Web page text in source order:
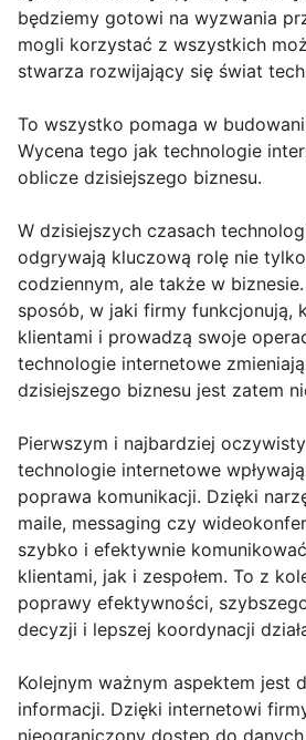
będziemy gotowi na wyzwania
mogli korzystać z wszystkich
stwarza rozwijający się świat
To wszystko pomaga w
Wycena tego jak technologie
oblicze dzisiejszego biznesu.
W dzisiejszych czasach
odgrywają kluczową rolę nie
codziennym, ale także w
sposób, w jaki firmy funkcjonują,
klientami i prowadzą swoje
technologie internetowe
dzisiejszego biznesu jest zatem
Pierwszym i najbardziej
technologie internetowe
poprawa komunikacji. Dzięki
maile, messaging czy
szybko i efektywnie
klientami, jak i zespołem. To z
poprawy efektywności,
decyzji i lepszej koordynacji
Kolejnym ważnym aspektem jest
informacji. Dzięki internetowi